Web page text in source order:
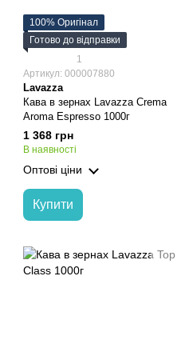
100% Оригінал
Готово до відправки
1
Артикул: 000007880
Lavazza
Кава в зернах Lavazza Crema
Aroma Espresso 1000г
1 368 грн
В наявності
Оптові ціни
Купити